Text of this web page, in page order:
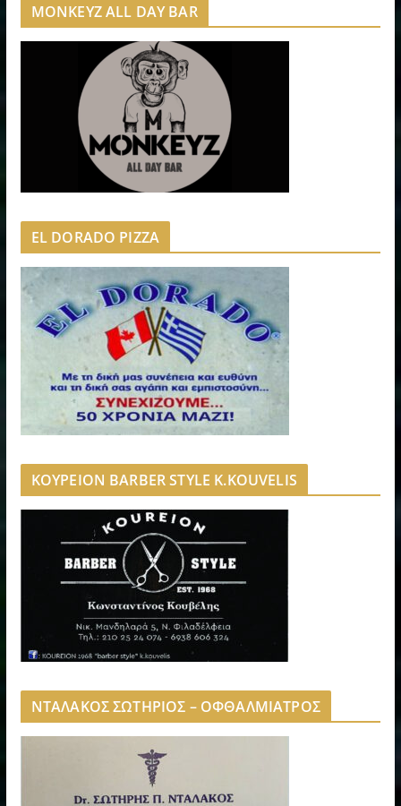
MONKEYZ ALL DAY BAR
EL DORADO PIZZA
ΚΟΥΡΕΙΟΝ BARBER STYLE K.KOUVELIS
ΝΤΑΛΑΚΟΣ ΣΩΤΗΡΙΟΣ – ΟΦΘΑΛΜΙΑΤΡΟΣ